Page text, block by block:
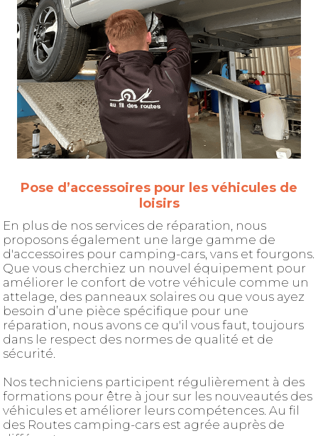
Pose d’accessoires pour les véhicules de
loisirs
En plus de nos services de réparation, nous
proposons également une large gamme de
d'accessoires pour camping-cars, vans et fourgons.
Que vous cherchiez un nouvel équipement pour
améliorer le confort de votre véhicule comme un
attelage, des panneaux solaires ou que vous ayez
besoin d’une pièce spécifique pour une
réparation, nous avons ce qu'il vous faut, toujours
dans le respect des normes de qualité et de
sécurité.
Nos techniciens participent régulièrement à des
formations pour être à jour sur les nouveautés des
véhicules et améliorer leurs compétences. Au fil
des Routes camping-cars est agrée auprès de